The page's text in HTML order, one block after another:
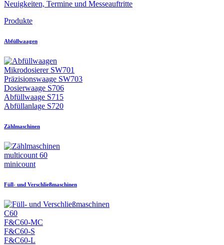
Neuigkeiten, Termine und Messeauftritte
Produkte
Abfüllwaagen
Mikrodosierer SW701
Präzisionswaage SW703
Dosierwaage S706
Abfüllwaage S715
Abfüllanlage S720
Zählmaschinen
multicount 60
minicount
Füll- und Verschließmaschinen
C60
F&C60-MC
F&C60-S
F&C60-L